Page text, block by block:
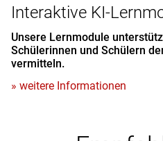
Interaktive KI-
Unsere Lernmodule
Schülerinnen und Schülern
vermitteln.
» weitere Informationen